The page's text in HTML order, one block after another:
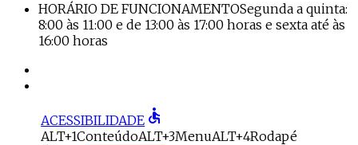
HORÁRIO DE FUNCIONAMENTOSegunda a quinta:
8:00 às 11:00 e de 13:00 às 17:00 horas e sexta até às
16:00 horas
ACESSIBILIDADE accessible
ALT+1ConteúdoALT+3MenuALT+4Rodapé